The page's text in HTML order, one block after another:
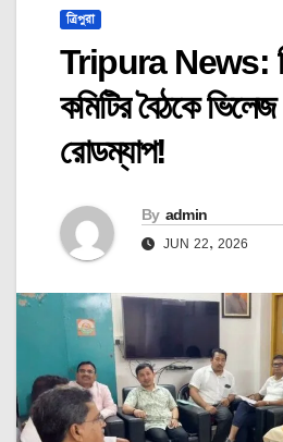
ত্রিপুরা
Tripura News:
কমিটির বৈঠকে
রোডম্যাপ!
By admin
JUN 22, 2026